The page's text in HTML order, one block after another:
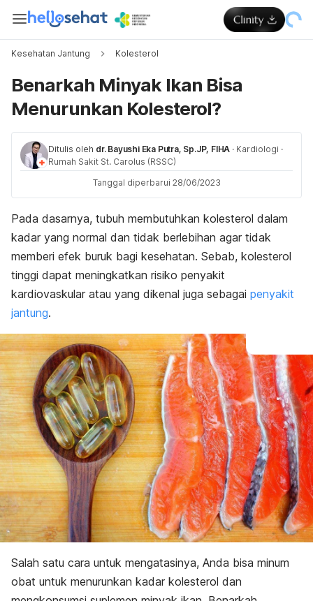
Kesehatan Jantung Kolesterol
Benarkah Minyak Ikan Bisa
Menurunkan Kolesterol?
Ditulis oleh dr. Bayushi Eka Putra, Sp.JP, FIHA · Kardiologi ·
Rumah Sakit St. Carolus (RSSC)
Tanggal diperbarui 28/06/2023
Pada dasarnya, tubuh membutuhkan kolesterol dalam
kadar yang normal dan tidak berlebihan agar tidak
memberi efek buruk bagi kesehatan. Sebab, kolesterol
tinggi dapat meningkatkan risiko penyakit
kardiovaskular atau yang dikenal juga sebagai penyakit
jantung.
Salah satu cara untuk mengatasinya, Anda bisa minum
obat untuk menurunkan kadar kolesterol dan